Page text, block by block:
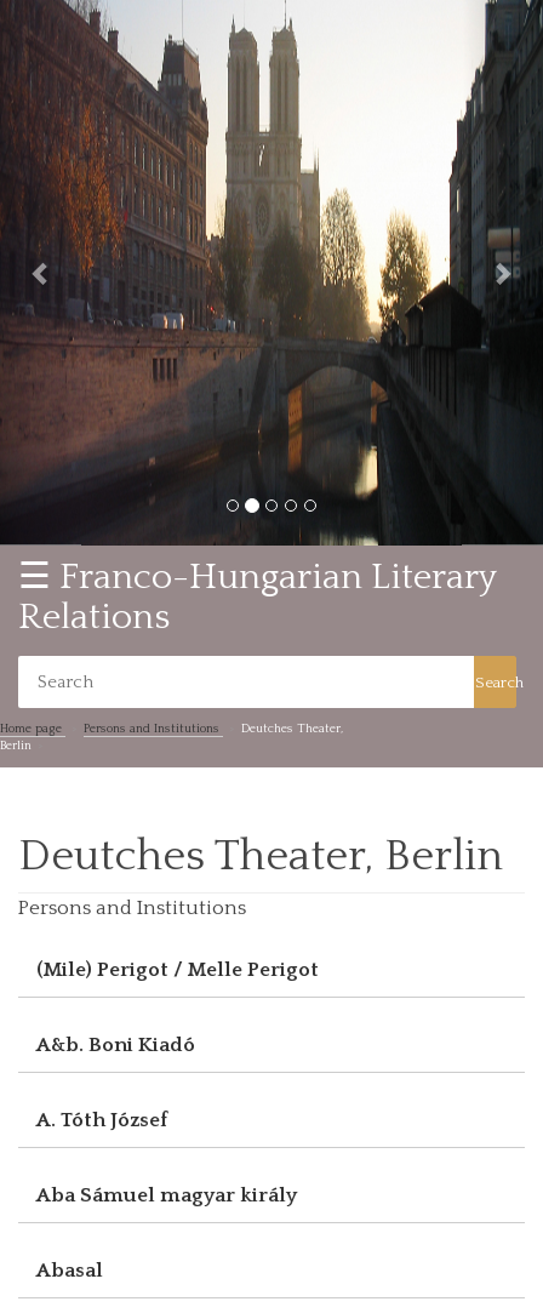
Previous
☰ Franco-Hungarian Literary
Relations
Search
Home page Persons and Institutions
Deutches Theater,
Berlin
Deutches Theater, Berlin
Persons and Institutions
(Mile) Perigot / Melle Perigot
A&b. Boni Kiadó
A. Tóth József
Aba Sámuel magyar király
Abasal